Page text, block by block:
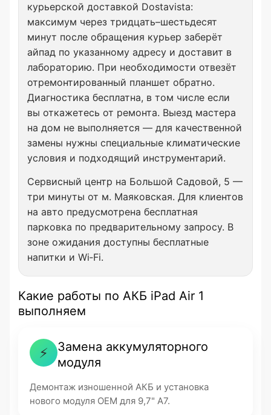
курьерской доставкой Dostavista:
максимум через тридцать–шестьдесят
минут после обращения курьер заберёт
айпад по указанному адресу и доставит в
лабораторию. При необходимости отвезёт
отремонтированный планшет обратно.
Диагностика бесплатна, в том числе если
вы откажетесь от ремонта. Выезд мастера
на дом не выполняется — для качественной
замены нужны специальные климатические
условия и подходящий инструментарий.
Сервисный центр на Большой Садовой, 5 —
три минуты от м. Маяковская. Для клиентов
на авто предусмотрена бесплатная
парковка по предварительному запросу. В
зоне ожидания доступны бесплатные
напитки и Wi‑Fi.
Какие работы по АКБ iPad Air 1
выполняем
⚡
Замена аккумуляторного
модуля
Демонтаж изношенной АКБ и установка
нового модуля OEM для 9,7" A7.